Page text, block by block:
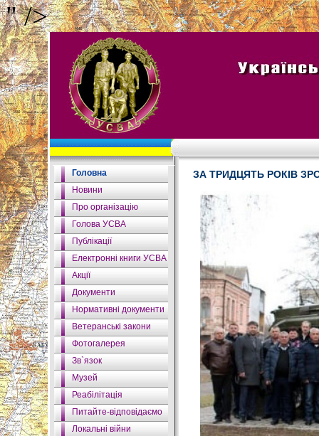
" />
Головна
Новини
Про організацію
Голова УСВА
Публікації
Електронні книги УСВА
Акції
Документи
Нормативні документи
Ветеранські закони
Фотогалерея
Зв`язок
Музей
Реабілітація
Питайте-відповідаємо
Локальні війни
ЗА ТРИДЦЯТЬ РОКІВ